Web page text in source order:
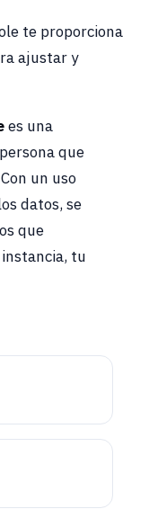
te proporciona
ajustar y
es una
que
un uso
datos, se
que
tu